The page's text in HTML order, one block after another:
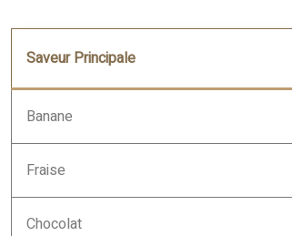
Saveur Principale
Banane
Fraise
Chocolat